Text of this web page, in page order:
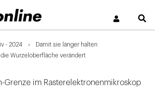
- 2024
Damit sie länger halten
Wurzeloberfläche verändert
Grenze im Rasterelektronenmikroskop